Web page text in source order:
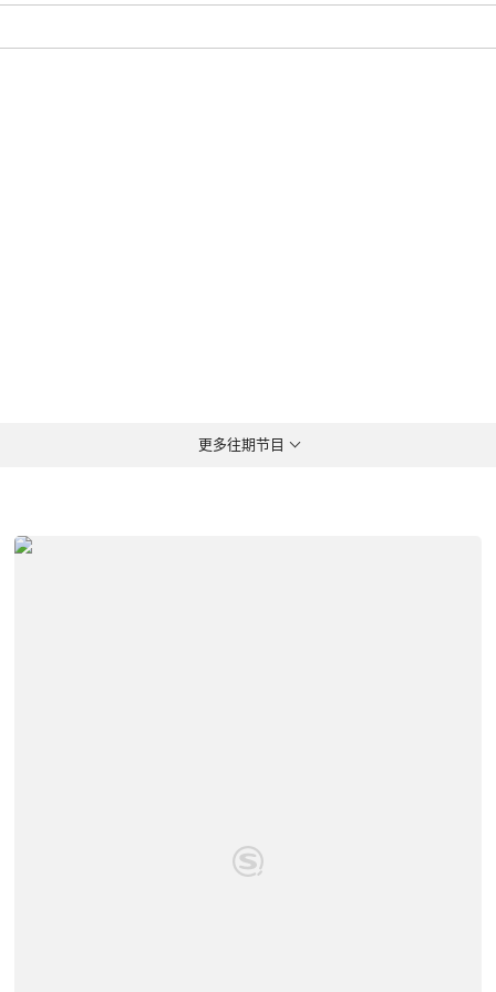
更多往期节目